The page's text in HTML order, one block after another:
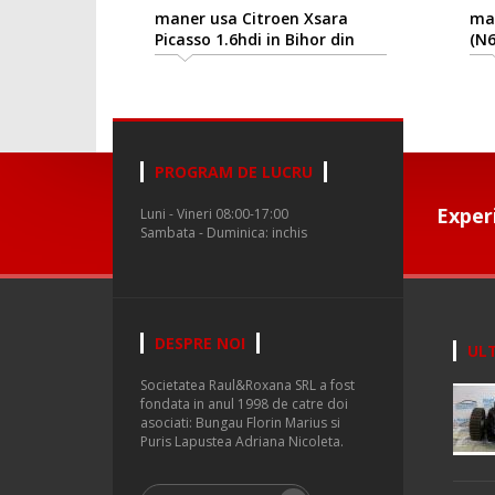
maner usa Citroen Xsara
Picasso 1.6hdi in Bihor din
dezmembrari
PROGRAM DE LUCRU
Luni - Vineri 08:00-17:00
Sambata - Duminica: inchis
DESPRE NOI
Societatea Raul&Roxana SRL a fost
fondata in anul 1998 de catre doi
asociati: Bungau Florin Marius si
Puris Lapustea Adriana Nicoleta.